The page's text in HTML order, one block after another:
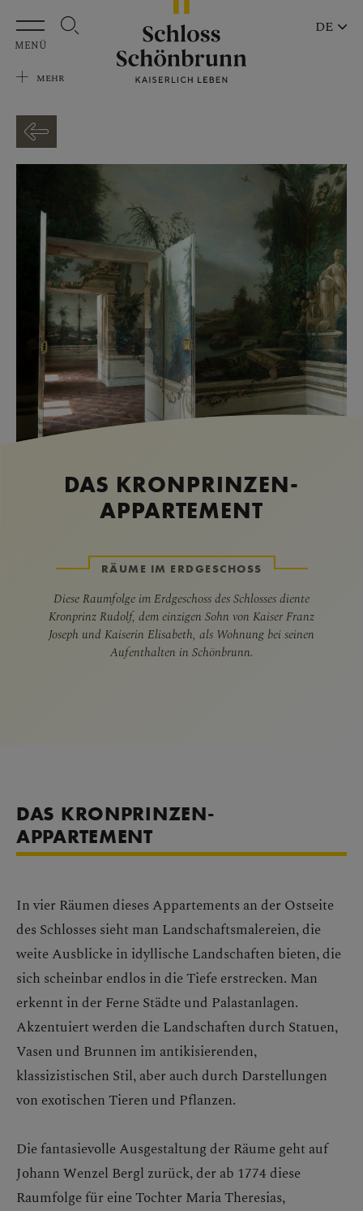
Zum Hauptinhalt springen
MENÜ
MEHR
DE
DAS KRONPRINZEN-
APPARTEMENT
RÄUME IM ERDGESCHOSS
Diese Raumfolge im Erdgeschoss des Schlosses diente
Kronprinz Rudolf, dem einzigen Sohn von Kaiser Franz
Joseph und Kaiserin Elisabeth, als Wohnung bei seinen
Aufenthalten in Schönbrunn.
DAS KRONPRINZEN-
APPARTEMENT
In vier Räumen dieses Appartements an der Ostseite
des Schlosses sieht man Landschaftsmalereien, die
weite Ausblicke in idyllische Landschaften bieten, die
sich scheinbar endlos in die Tiefe erstrecken. Man
erkennt in der Ferne Städte und Palastanlagen.
Akzentuiert werden die Landschaften durch Statuen,
Vasen und Brunnen im antikisierenden,
klassizistischen Stil, aber auch durch Darstellungen
von exotischen Tieren und Pflanzen.
Die fantasievolle Ausgestaltung der Räume geht auf
Johann Wenzel Bergl zurück, der ab 1774 diese
Raumfolge für eine Tochter Maria Theresias,